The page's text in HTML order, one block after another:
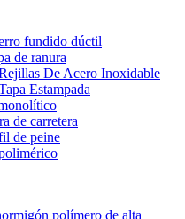
fundido dúctil
de ranura
De Acero Inoxidable
Estampada
de carretera
de peine